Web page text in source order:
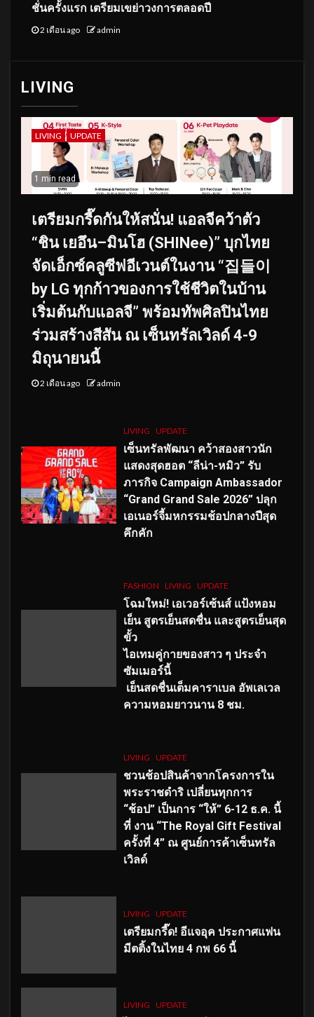
ชั่นครั้งแรก เตรียมเขย่าวงการตลอดปี
2 เดือน ago admin
LIVING
LIVING UPDATE
1 min read
เตรียมกรี๊ดกันให้สนั่น! แอลจีคว้าตัว
“ชิน เยอึน–มินโฮ (SHINee)” บุกไทย
จัดเอ็กซ์คลูซีฟอีเวนต์ในงาน “집들이
by LG ทุกก้าวของการใช้ชีวิตในบ้าน
เริ่มต้นกับแอลจี” พร้อมทัพศิลปินไทย
ร่วมสร้างสีสัน ณ เซ็นทรัลเวิลด์ 4-9
มิถุนายนนี้
2 เดือน ago admin
LIVING UPDATE
เซ็นทรัลพัฒนา คว้าสองสาวนัก
แสดงสุดฮอต “ลีน่า-หมิว” รับ
ภารกิจ Campaign Ambassador
“Grand Grand Sale 2026” ปลุก
เอเนอร์จี้มหกรรมช้อปกลางปีสุด
คึกคัก
FASHION LIVING UPDATE
โฉมใหม่! เอเวอร์เซ้นส์ แป้งหอม
เย็น สูตรเย็นสดชื่น และสูตรเย็นสุด
ขั้ว
ไอเทมคู่กายของสาว ๆ ประจำ
ซัมเมอร์นี้
เย็นสดชื่นเต็มคาราเบล อัพเลเวล
ความหอมยาวนาน 8 ชม.
LIVING UPDATE
ชวนช้อปสินค้าจากโครงการใน
พระราชดำริ เปลี่ยนทุกการ
“ช้อป” เป็นการ “ให้” 6-12 ธ.ค. นี้
ที่ งาน “The Royal Gift Festival
ครั้งที่ 4” ณ ศูนย์การค้าเซ็นทรัล
เวิลด์
LIVING UPDATE
เตรียมกรี๊ด! อีแจอุค ประกาศแฟน
มีตติ้งในไทย 4 กพ 66 นี้
LIVING UPDATE